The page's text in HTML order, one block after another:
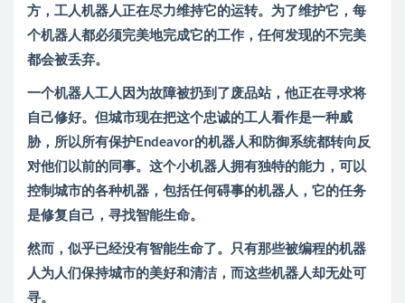
方，工人机器人正在尽力维持它的运转。为了维护它，每
个机器人都必须完美地完成它的工作，任何发现的不完美
都会被丢弃。
一个机器人工人因为故障被扔到了废品站，他正在寻求将
自己修好。但城市现在把这个忠诚的工人看作是一种威
胁，所以所有保护Endeavor的机器人和防御系统都转向反
对他们以前的同事。这个小机器人拥有独特的能力，可以
控制城市的各种机器，包括任何碍事的机器人，它的任务
是修复自己，寻找智能生命。
然而，似乎已经没有智能生命了。只有那些被编程的机器
人为人们保持城市的美好和清洁，而这些机器人却无处可
寻。